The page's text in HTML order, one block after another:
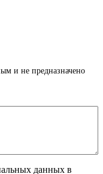
и не предназначено
данных в